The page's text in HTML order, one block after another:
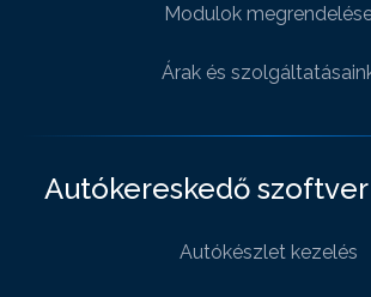
Modulok
Árak és
Autókereskedő
Autókészlet kezelés